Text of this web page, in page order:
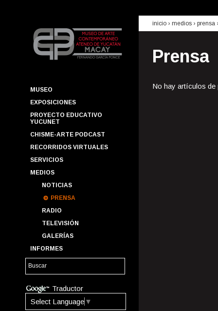
MUSEO
EXPOSICIONES
PROYECTO EDUCATIVO
YUCUNET
CHISME-ARTE PODCAST
RECORRIDOS VIRTUALES
SERVICIOS
MEDIOS
NOTICIAS
PRENSA
RADIO
TELEVISIÓN
GALERÍAS
INFORMES
Traductor
Select Language ▼
inicio › medios › prensa
Prensa
No hay artículos de